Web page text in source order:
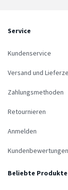
Service
Kundenservice
Versand und
Zahlungsmethoden
Retournieren
Anmelden
Kundenbewertungen
Beliebte Produkte